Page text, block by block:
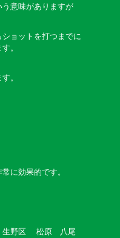
意味がありますが
ョットを打つまでに
。
。
に効果的です。
生野区 松原 八尾